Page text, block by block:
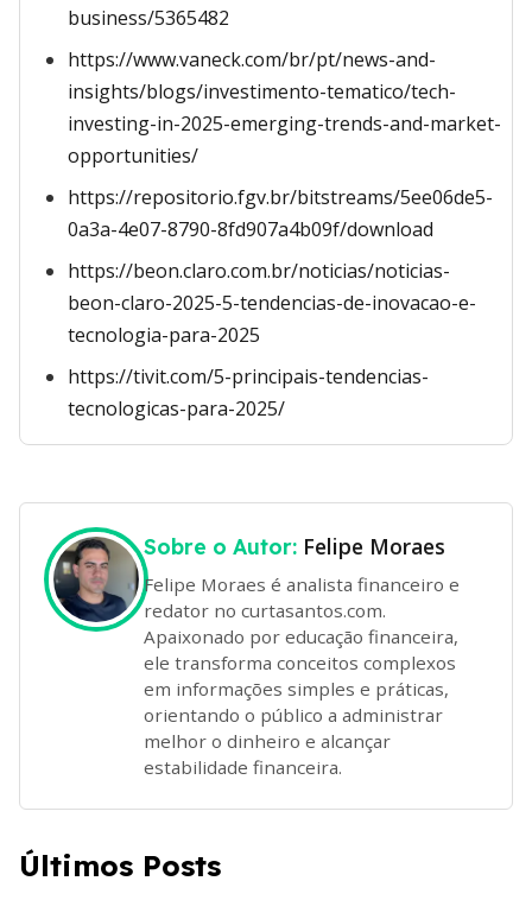
business/5365482
https://www.vaneck.com/br/pt/news-and-
insights/blogs/investimento-tematico/tech-
investing-in-2025-emerging-trends-and-market-
opportunities/
https://repositorio.fgv.br/bitstreams/5ee06de5-
0a3a-4e07-8790-8fd907a4b09f/download
https://beon.claro.com.br/noticias/noticias-
beon-claro-2025-5-tendencias-de-inovacao-e-
tecnologia-para-2025
https://tivit.com/5-principais-tendencias-
tecnologicas-para-2025/
Sobre o Autor: Felipe Moraes
Felipe Moraes é analista financeiro e
redator no curtasantos.com.
Apaixonado por educação financeira,
ele transforma conceitos complexos
em informações simples e práticas,
orientando o público a administrar
melhor o dinheiro e alcançar
estabilidade financeira.
Últimos Posts